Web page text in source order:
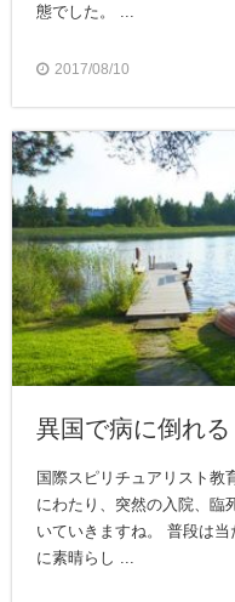
態でした。 ...
2017/08/10
異国で病に倒れる
国際スピリチュアリスト
にわたり、突然の入院、臨
いていきますね。 普段は
に素晴らし ...